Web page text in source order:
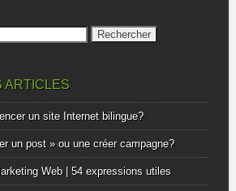
ARTICLES
un site Internet bilingue?
un post » ou une créer campagne?
Web | 54 expressions utiles